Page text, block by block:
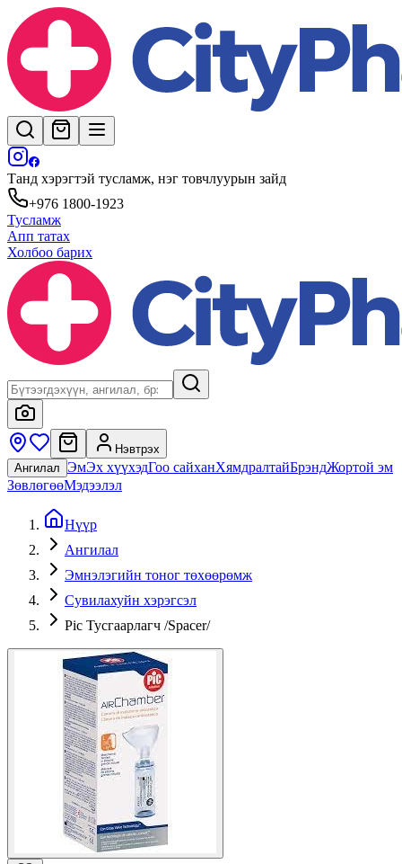
Танд хэрэгтэй тусламж, нэг товчлуурын зайд
+976 1800-1923
Тусламж
Апп татах
Холбоо барих
Нэвтрэх
Ангилал ЭмЭх хүүхэдГоо сайханХямдралтайБрэндЖортой эм
ЗөвлөгөөМэдээлэл
Нүүр
Ангилал
Эмнэлэгийн тоног төхөөрөмж
Сувилахуйн хэрэгсэл
Pic Тусгаарлагч /Spacer/